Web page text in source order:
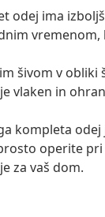
odej ima
šivom v obliki
vlaken in
kompleta odej
operite pri
za vaš dom.